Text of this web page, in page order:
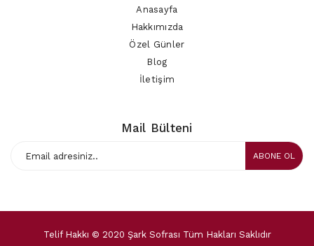
Anasayfa
Hakkımızda
Özel Günler
Blog
İletişim
Mail Bülteni
ABONE OL
Telif Hakkı © 2020 Şark Sofrası Tüm Hakları Saklıdır